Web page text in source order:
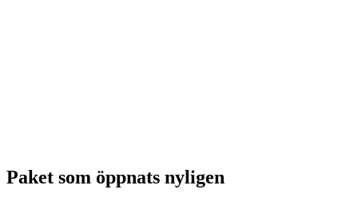
Paket som öppnats nyligen